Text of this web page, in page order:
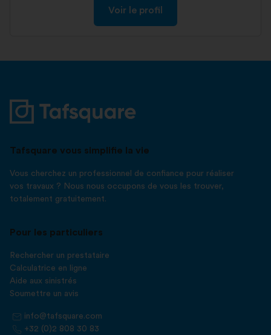
Voir le profil
Tafsquare vous simplifie la vie
Vous cherchez un professionnel de confiance pour réaliser
vos travaux ? Nous nous occupons de vous les trouver,
totalement gratuitement.
Pour les particuliers
Rechercher un prestataire
Calculatrice en ligne
Aide aux sinistrés
Soumettre un avis
info@tafsquare.com
+32 (0)2 808 30 83